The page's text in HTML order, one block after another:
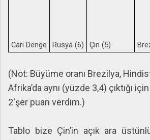
Cari Denge Rusya (6) Çin (5)
(Not: Büyüme oranı Brezilya,
Afrika’da aynı (yüzde 3,4) çıktığı
2'şer puan verdim.)
Tablo bize Çin’in açık ara